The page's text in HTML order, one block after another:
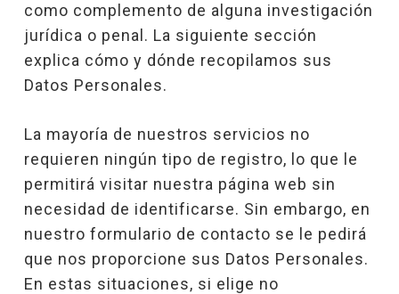
como complemento de alguna investigación
jurídica o penal. La siguiente sección
explica cómo y dónde recopilamos sus
Datos Personales.
La mayoría de nuestros servicios no
requieren ningún tipo de registro, lo que le
permitirá visitar nuestra página web sin
necesidad de identificarse. Sin embargo, en
nuestro formulario de contacto se le pedirá
que nos proporcione sus Datos Personales.
En estas situaciones, si elige no